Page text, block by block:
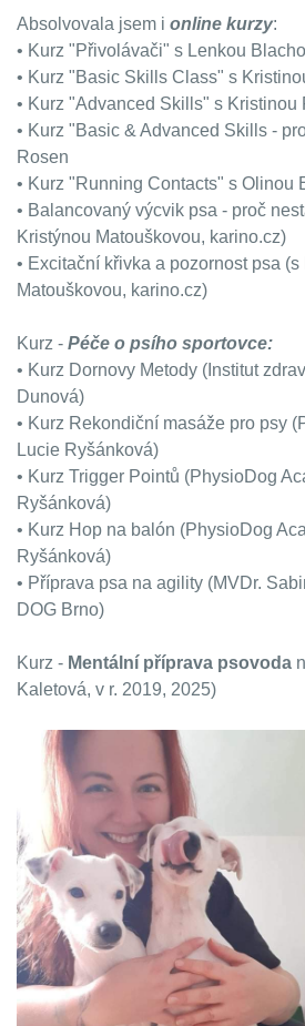
Absolvovala jsem i online kurzy:
• Kurz "Přivolávači" s Lenkou
• Kurz "Basic Skills Class" s
• Kurz "Advanced Skills" s Kristinou
• Kurz "Basic & Advanced Skills -
Rosen
• Kurz "Running Contacts" s Olinou
• Balancovaný výcvik psa - proč
Kristýnou Matouškovou, karino.cz)
• Excitační křivka a pozornost psa (s
Matouškovou, karino.cz)
Kurz - Péče o psího sportovce:
• Kurz Dornovy Metody (Institut
Dunová)
• Kurz Rekondiční masáže pro psy
Lucie Ryšánková)
• Kurz Trigger Pointů (PhysioDog
Ryšánková)
• Kurz Hop na balón (PhysioDog
Ryšánková)
• Příprava psa na agility (MVDr.
DOG Brno)
Kurz - Mentální příprava psovoda
Kaletová, v r. 2019, 2025)